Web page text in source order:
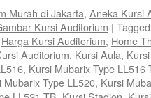
Murah di Jakarta, Aneka Kursi
Kursi Auditorium | Tagged
Harga Kursi Auditorium, Home
Auditorium, Kursi Aula,
, Kursi Mubarix Type LL516
Mubarix Type LL520, Kursi